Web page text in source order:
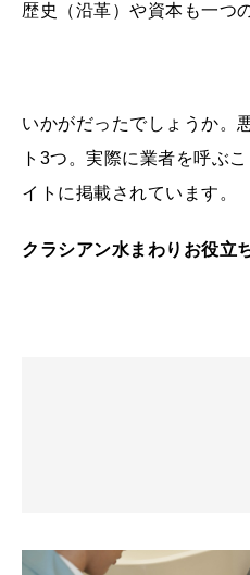
歴史（沿革）や資本も一つ
いかがだったでしょうか。
ト3つ。実際に業者を呼ぶ
イトに掲載されています。
クラシアン水まわりお役立